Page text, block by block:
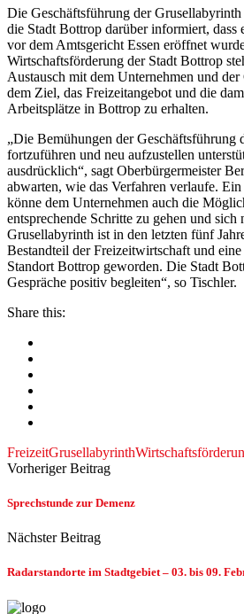
Die Geschäftsführung der
die Stadt Bottrop darüber informiert, dass
vor dem Amtsgericht Essen eröffnet
Wirtschaftsförderung der Stadt Bottrop
Austausch mit dem Unternehmen und
dem Ziel, das Freizeitangebot und die
Arbeitsplätze in Bottrop zu erhalten.
„Die Bemühungen der Geschäftsführung
fortzuführen und neu aufzustellen
ausdrücklich“, sagt Oberbürgermeister
abwarten, wie das Verfahren verlaufe.
könne dem Unternehmen auch die
entsprechende Schritte zu gehen und sich
Grusellabyrinth ist in den letzten fünf
Bestandteil der Freizeitwirtschaft und
Standort Bottrop geworden. Die Stadt
Gespräche positiv begleiten“, so Tischler.
Share this:
FreizeitGrusellabyrinth
Vorheriger Beitrag
Sprechstunde zur Demenz
Nächster Beitrag
Radarstandorte im Stadtgebiet – 03. bis 09.